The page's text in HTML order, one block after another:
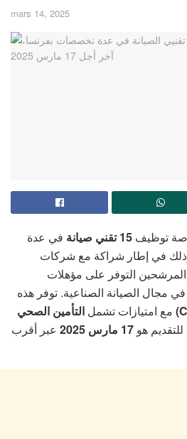
mars 14, 2025
توظيف 15 تقني صيانة
في عدة
في إطار شراكة مع شركات
التوفر على مؤهلات
مجال الصيانة الصناعية. توفر هذه
مع امتيازات تشمل التأمين الصحي
هو 17 مارس 2025
عبر أقرب